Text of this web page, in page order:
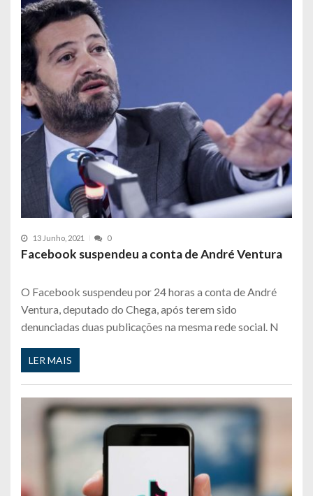
13 Junho, 2021 0
Facebook suspendeu a conta de André Ventura
O Facebook suspendeu por 24 horas a conta de André
Ventura, deputado do Chega, após terem sido
denunciadas duas publicações na mesma rede social. N
LER MAIS